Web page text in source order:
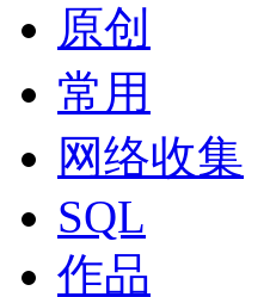
原创
常用
网络收集
SQL
作品